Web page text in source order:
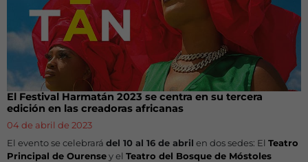
El Festival Harmatán 2023 se centra en su tercera
edición en las creadoras africanas
04 de abril de 2023
El evento se celebrará del 10 al 16 de abril en dos sedes: El Teatro
Principal de Ourensey el Teatro del Bosque de Móstoles